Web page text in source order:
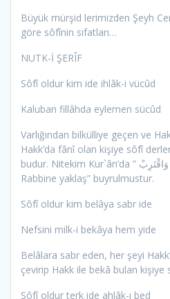
Büyük mürşid lerimizden Şeyh
göre sôfînin sıfatları…
NUTK-İ ŞERÎF
Sôfî oldur kim ide ihlâk-i vücûd
Kaluban fillâhda eylemen sücûd
Varlığından bilkülliye geçen ve
Hakk’da fânî olan kişiye sôfî
budur. Nitekim Kur`ân’da ” وَاسْجُدْ وَاقْتَرِبْ” yani “Secde et ki
Rabbine yaklaş” buyrulmustur.
Sôfî oldur kim belâya sabr ide
Nefsini milk-i bekâya hem yide
Belâlara sabr eden, her şeyi
çevirip Hakk ile bekâ bulan kişiye
Sôfî oldur terk ide ahlâk-ı bed